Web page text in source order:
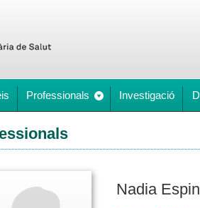
Professionals Investigació
Nadia